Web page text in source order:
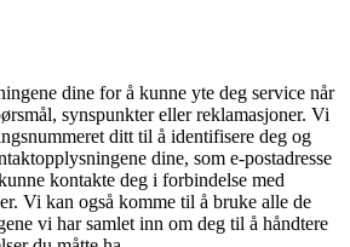
dine for å kunne yte deg service når
synspunkter eller reklamasjoner. Vi
ditt til å identifisere deg og
dine, som e-postadresse
kontakte deg i forbindelse med
Vi kan også komme til å bruke alle de
vi har samlet inn om deg til å håndtere